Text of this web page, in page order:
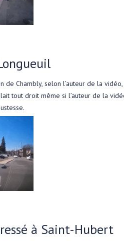
de Chambly, selon l’auteur de la
tout droit même si l’auteur de la
à Saint-Hubert